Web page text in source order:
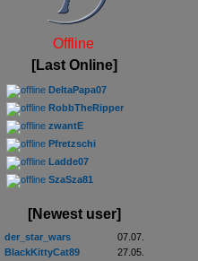
Offline
[Last Online]
DeltaPapa07
RobbTheRipper
zwantE
Pfretzschi
Ladde07
SzaSza81
[Newest user]
der_star_wars
07.07.
BlackKittyCat89
27.05.